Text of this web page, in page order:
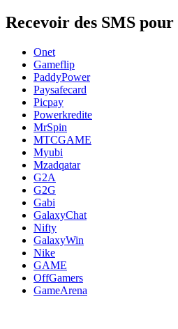
Recevoir des SMS pour
Onet
Gameflip
PaddyPower
Paysafecard
Picpay
Powerkredite
MrSpin
MTCGAME
Myubi
Mzadqatar
G2A
G2G
Gabi
GalaxyChat
Nifty
GalaxyWin
Nike
GAME
OffGamers
GameArena